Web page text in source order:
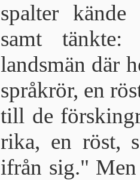
spalter
samt tänkte:
landsmän där
språkrör, en
till de
rika, en röst,
ifrån sig." Men